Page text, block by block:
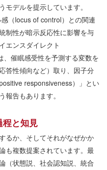
デルを提示しています。
（locus of control）との関連
制性が暗示反応性に影響を与
エンスダイレクト
、催眠感受性を予測する変数を
答性傾向など）取り、因子分
responsiveness）」とい
報告もあります。
と知見
るか、そしてそれがなぜかか
も複数提案されています。最
（状態説、社会認知説、統合